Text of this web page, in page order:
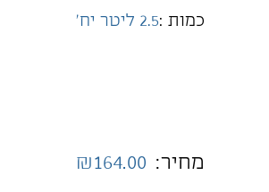
כמות :2.5 ליטר יח'
מחיר: ₪164.00